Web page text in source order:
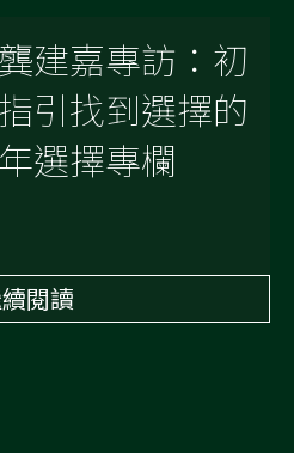
建嘉專訪：初
引找到選擇的
選擇專欄
閱讀